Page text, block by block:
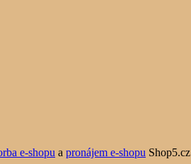
e-shopu a pronájem e-shopu Shop5.cz